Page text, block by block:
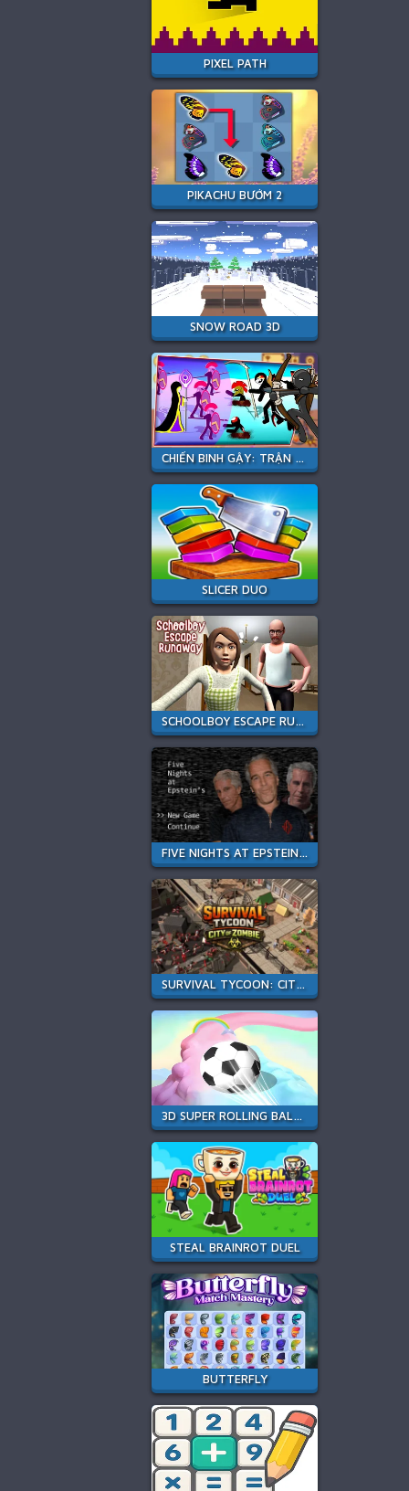
PIXEL PATH
PIKACHU BƯỚM 2
SNOW ROAD 3D
CHIẾN BINH GẬY: TRẬN CHIẾN MỚI
SLICER DUO
SCHOOLBOY ESCAPE RUNAWAY
FIVE NIGHTS AT EPSTEIN'S ONLINE
SURVIVAL TYCOON: CITY OF ZOMBIE
3D SUPER ROLLING BALL RACE
STEAL BRAINROT DUEL
BUTTERFLY